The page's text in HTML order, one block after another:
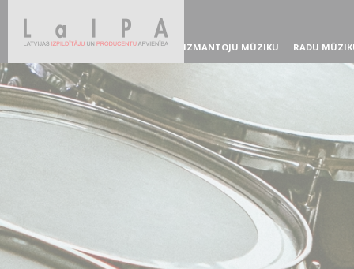
IZMANTOJU MŪZIKU RADU